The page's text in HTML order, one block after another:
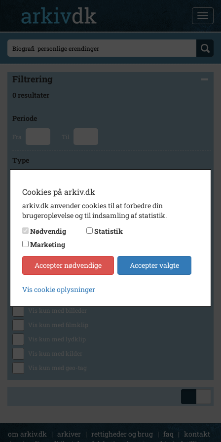
Filtrering
0 resultater
Periode
Fra Til
Type
Arkiv
Lokalarkivet Alsønderup -Tjæreby
Generelt
Vis kun med billeder
Vis kun med filmklip
Vis kun med lydklip
Vis kun med kilder
Vis kun med geo-tag
om arkiv.dk | arkiver | rettigheder og brug | faq | kontakt
Cookies på arkiv.dk
arkiv.dk anvender cookies til at forbedre din
brugeroplevelse og til indsamling af statistik.
Nødvendig
Statistik
Marketing
Accepter nødvendige Accepter valgte
Vis cookie oplysninger